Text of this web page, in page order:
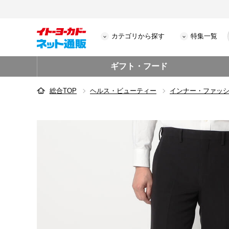
カテゴリから探す 特集一覧
ギフト・フード
総合TOP ヘルス・ビューティー インナー・ファッ